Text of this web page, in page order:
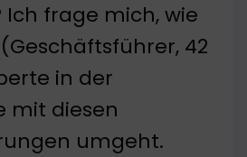
frage mich, wie
42
in der
mit diesen
umgeht.